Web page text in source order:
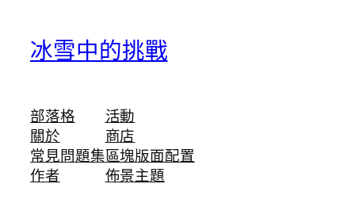
冰雪中的挑戰
部落格
關於
常見問題集
作者
活動
商店
區塊版面配置
佈景主題